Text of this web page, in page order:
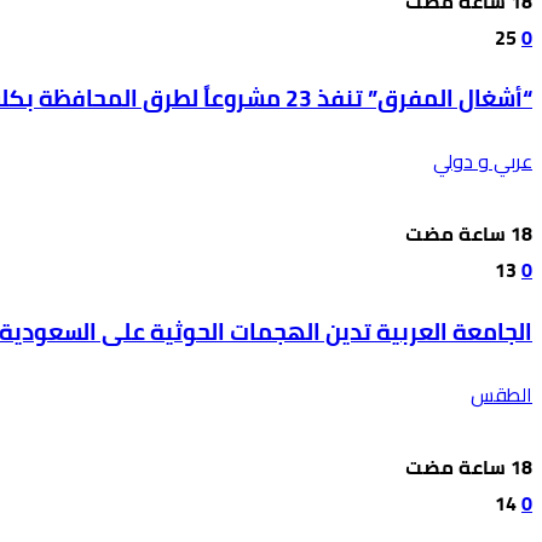
0
25
“أشغال المفرق” تنفذ 23 مشروعاً لطرق المحافظة بكلفة 850 ألف دينار
عربي و دولي
0
13
الجامعة العربية تدين الهجمات الحوثية على
الطقس
0
14